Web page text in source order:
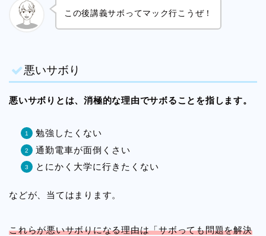
この後講義サボってマック行こうぜ！
悪いサボり
悪いサボりとは、消極的な理由でサボることを指します。
勉強したくない
通勤電車が面倒くさい
とにかく大学に行きたくない
などが、当てはまります。
これらが悪いサボりになる理由は「サボっても問題を解決